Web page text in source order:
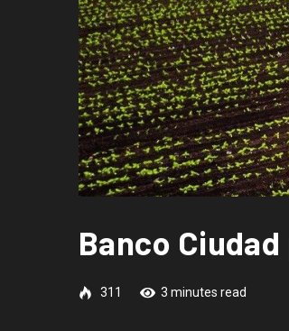
Banco
311 3 minutes read